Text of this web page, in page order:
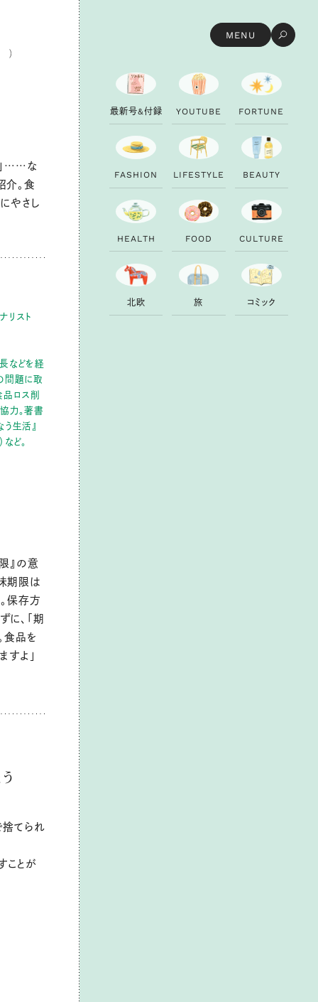
MENU
」……な
介。食
やさし
リスト
などを経
問題に取
品ロス削
力。著書
う生活』
ど。
』の意
期限は
保存方
、「期
食品を
すよ」
てられ
ことが
最新号&付録 YOUTU B E FORTU N E
FAS H ION LI FESTYLE B EAUTY
H EALTH FOOD CU LTU RE
北欧 旅 コ ミ ック